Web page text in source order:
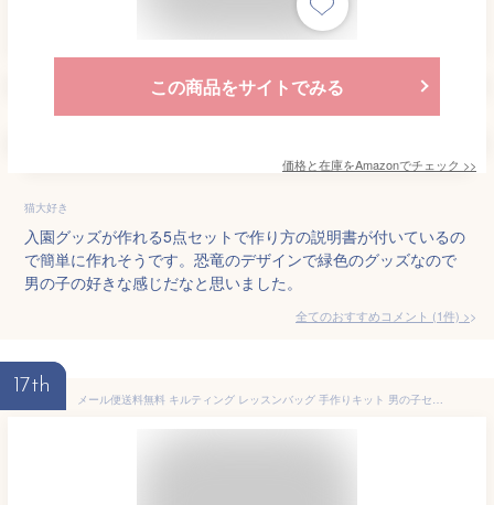
この商品をサイトでみる
価格と在庫をAmazonでチェック >>
猫大好き
入園グッズが作れる5点セットで作り方の説明書が付いているの
で簡単に作れそうです。恐竜のデザインで緑色のグッズなので
男の子の好きな感じだなと思いました。
全てのおすすめコメント (1件) >
17th
メール便送料無料 キルティング レッスンバッグ 手作りキット 男の子セット 1点 夏休み 工作キット 小学生 手作り 手提げバッグ おけいこバッグ 通園 通学 入園 入学 こども